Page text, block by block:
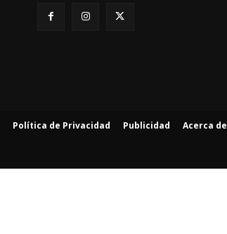
Política de Privacidad Publicidad Acerca de